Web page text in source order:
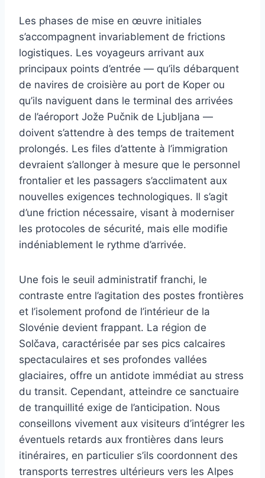
Les phases de mise en œuvre initiales
s’accompagnent invariablement de frictions
logistiques. Les voyageurs arrivant aux
principaux points d’entrée — qu’ils débarquent
de navires de croisière au port de Koper ou
qu’ils naviguent dans le terminal des arrivées
de l’aéroport Jože Pučnik de Ljubljana —
doivent s’attendre à des temps de traitement
prolongés. Les files d’attente à l’immigration
devraient s’allonger à mesure que le personnel
frontalier et les passagers s’acclimatent aux
nouvelles exigences technologiques. Il s’agit
d’une friction nécessaire, visant à moderniser
les protocoles de sécurité, mais elle modifie
indéniablement le rythme d’arrivée.
Une fois le seuil administratif franchi, le
contraste entre l’agitation des postes frontières
et l’isolement profond de l’intérieur de la
Slovénie devient frappant. La région de
Solčava, caractérisée par ses pics calcaires
spectaculaires et ses profondes vallées
glaciaires, offre un antidote immédiat au stress
du transit. Cependant, atteindre ce sanctuaire
de tranquillité exige de l’anticipation. Nous
conseillons vivement aux visiteurs d’intégrer les
éventuels retards aux frontières dans leurs
itinéraires, en particulier s’ils coordonnent des
transports terrestres ultérieurs vers les Alpes